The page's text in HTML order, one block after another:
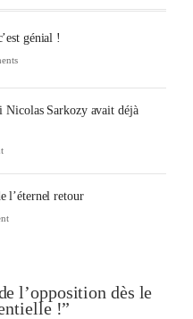
génial !
Nicolas Sarkozy avait déjà
l’éternel retour
l’opposition dès le
!”